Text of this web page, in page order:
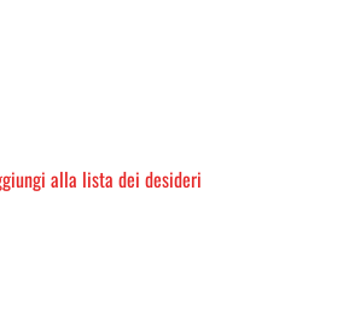
alla lista dei desideri